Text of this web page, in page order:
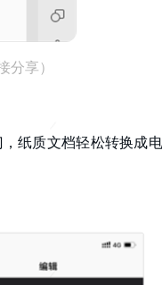
分享）
纸质文档轻松转换成